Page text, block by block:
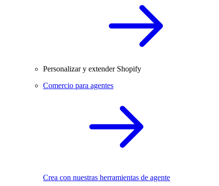
Personalizar y extender Shopify
Comercio para agentes
Crea con nuestras herramientas de agente